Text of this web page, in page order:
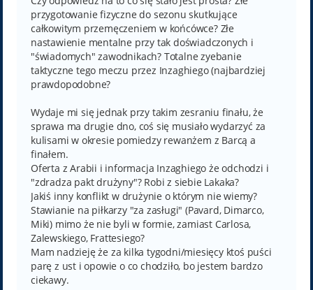
przygotowanie fizyczne do sezonu skutkujące
całkowitym przemęczeniem w końcówce? Złe
nastawienie mentalne przy tak doświadczonych i
"świadomych" zawodnikach? Totalne zyebanie
taktyczne tego meczu przez Inzaghiego (najbardziej
prawdopodobne?
Wydaje mi się jednak przy takim zesraniu finału, że
sprawa ma drugie dno, coś się musiało wydarzyć za
kulisami w okresie pomiedzy rewanżem z Barcą a
finałem.
Oferta z Arabii i informacja Inzaghiego że odchodzi i
"zdradza pakt drużyny"? Robi z siebie Lakaka?
Jakiś inny konflikt w drużynie o którym nie wiemy?
Stawianie na piłkarzy "za zasługi" (Pavard, Dimarco,
Miki) mimo że nie byli w formie, zamiast Carlosa,
Zalewskiego, Frattesiego?
Mam nadzieję że za kilka tygodni/miesięcy ktoś puści
parę z ust i opowie o co chodziło, bo jestem bardzo
ciekawy.